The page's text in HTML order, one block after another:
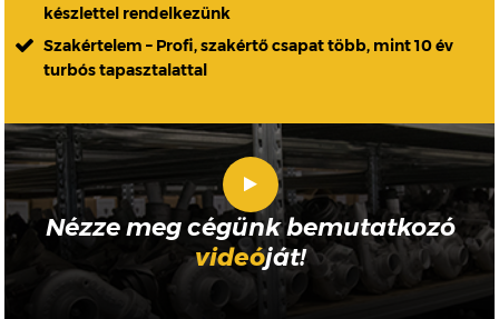
készlettel rendelkezünk
Szakértelem – Profi, szakértő csapat több, mint 10 év
turbós tapasztalattal
Nézze meg cégünk bemutatkozó
videóját!